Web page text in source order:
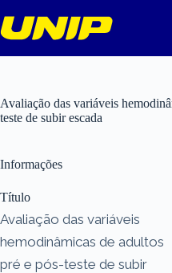
para
o
Avaliação das variáveis
teste de subir escada
Informações
Título
Avaliação das variáveis
hemodinâmicas de adultos
pré e pós-teste de subir